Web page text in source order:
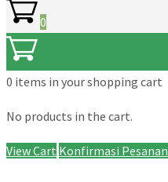
0
0 items in your shopping cart
No products in the cart.
View Cart Konfirmasi Pesanan